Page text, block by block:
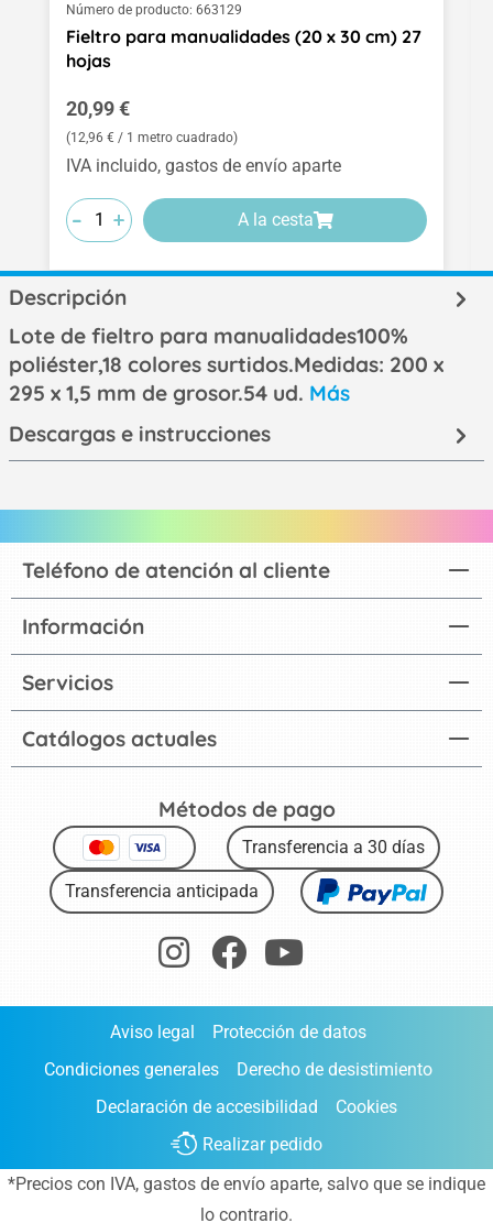
Número de producto: 663129
Fieltro para manualidades (20 x 30 cm) 27
hojas
Precio normal:
20,99 €
(12,96 € / 1 metro cuadrado)
IVA incluido, gastos de envío aparte
-
-
- +
+
+ A la cesta
Descripción
Lote de fieltro para manualidades100%
poliéster,18 colores surtidos.Medidas: 200 x
295 x 1,5 mm de grosor.54 ud. Más
Descargas e instrucciones
Catálogos actuales
Teléfono de atención al cliente
Información
Servicios
Métodos de pago
Transferencia a 30 días
Transferencia anticipada
Aviso legal
Protección de datos
Condiciones generales
Derecho de desistimiento
Declaración de accesibilidad
Cookies
Realizar pedido
*Precios con IVA, gastos de envío aparte, salvo que se indique
lo contrario.